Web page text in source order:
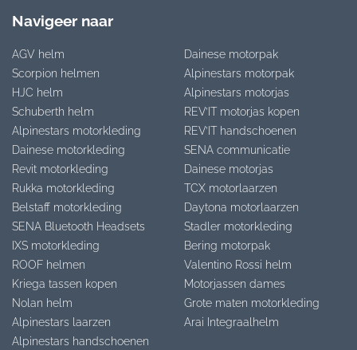
Navigeer naar
AGV helm
Scorpion helmen
HJC helm
Schuberth helm
Alpinestars motorkleding
Dainese motorkleding
Revit motorkleding
Rukka motorkleding
Belstaff motorkleding
SENA Bluetooth Headsets
IXS motorkleding
ROOF helmen
Kriega tassen kopen
Nolan helm
Alpinestars laarzen
Alpinestars handschoenen
Dainese motorpak
Alpinestars motorpak
Alpinestars motorjas
REV’IT motorjas kopen
REV’IT handschoenen
SENA communicatie
Dainese motorjas
TCX motorlaarzen
Daytona motorlaarzen
Stadler motorkleding
Bering motorpak
Valentino Rossi helm
Motorjassen dames
Grote maten motorkleding
Arai Integraalhelm